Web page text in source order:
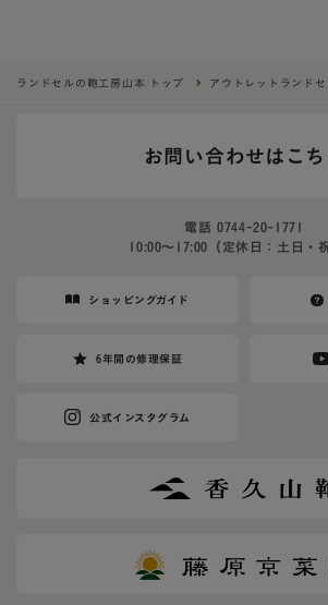
ランドセルの鞄工房山本 トップ アウトレットランドセ
お問い合わせはこち
電話0744-20-1771
10:00〜17:00（定休日：土日・
ショッピングガイド
6年間の修理保証
公式インスタグラム